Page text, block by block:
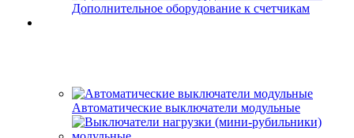
Дополнительное оборудование к счетчикам
Автоматические выключатели модульные